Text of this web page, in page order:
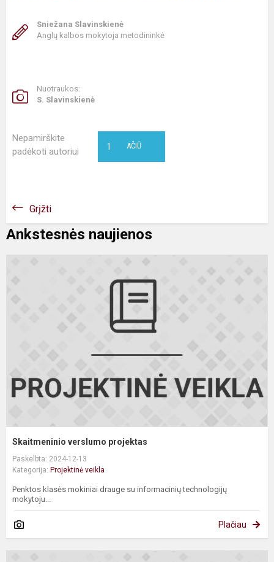
Sniežana Slavinskienė
Anglų kalbos mokytoja metodininkė
Nuotraukos:
S. Slavinskienė
Nepamirškite
padėkoti autoriui
AČIŪ
1
Grįžti
Ankstesnės naujienos
Skaitmeninio verslumo projektas
Paskelbta: 2024-12-13
Kategorija: Projektinė veikla
Penktos klasės mokiniai drauge su informacinių technologijų
mokytoju...
Plačiau